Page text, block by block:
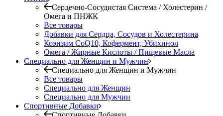
Сердечно-Сосудистая Система / Холестерин /
Омега и ПНЖК
Все товары
Добавки для Сердца, Сосудов и Холестерина
Коэнзим CoQ10, Кофермент, Убихинол
Омега / Жирные Кислоты / Пищевые Масла
Специально для Женщин и Мужчин
Специально для Женщин и Мужчин
Все товары
Специально для Женщин
Специально для Мужчин
Спортивные Добавки